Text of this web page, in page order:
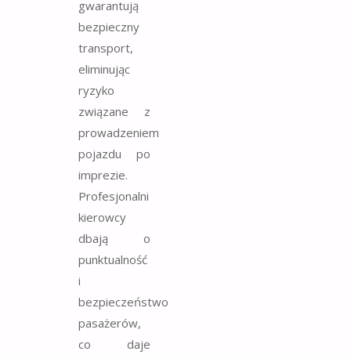
gwarantują
bezpieczny
transport,
eliminując
ryzyko
związane z
prowadzeniem
pojazdu po
imprezie.
Profesjonalni
kierowcy
dbają o
punktualność
i
bezpieczeństwo
pasażerów,
co daje